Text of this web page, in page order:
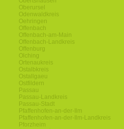
Oberursel
Odenwaldkreis
Oehringen
Offenbach
Offenbach-am-Main
Offenbach-Landkreis
Offenburg
Olching
Ortenaukreis
Ostalbkreis
Ostallgaeu
Ostfildern
Passau
Passau-Landkreis
Passau-Stadt
Pfaffenhofen-an-der-Ilm
Pfaffenhofen-an-der-Ilm-Landkreis
Pforzheim